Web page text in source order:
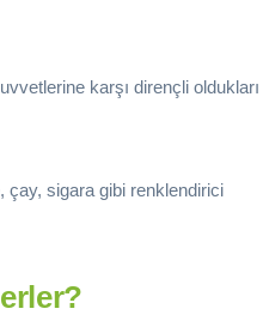
karşı dirençli oldukları
çay, sigara gibi renklendirici